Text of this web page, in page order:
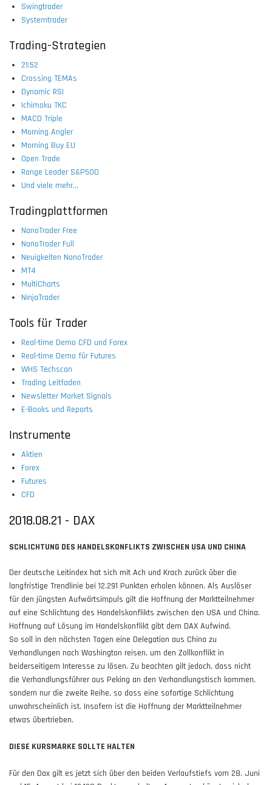
Swingtrader
Systemtrader
Trading-Strategien
21:52
Crossing TEMAs
Dynamic RSI
Ichimoku TKC
MACD Triple
Morning Angler
Morning Buy EU
Open Trade
Range Leader S&P500
Und viele mehr...
Tradingplattformen
NanoTrader Free
NanoTrader Full
Neuigkeiten NanoTrader
MT4
MultiCharts
NinjaTrader
Tools für Trader
Real-time Demo CFD und Forex
Real-time Demo für Futures
WHS Techscan
Trading Leitfaden
Newsletter Market Signals
E-Books und Reports
Instrumente
Aktien
Forex
Futures
CFD
2018.08.21 - DAX
SCHLICHTUNG DES HANDELSKONFLIKTS ZWISCHEN USA UND CHINA
Der deutsche Leitindex hat sich mit Ach und Krach zurück über die
langfristige Trendlinie bei 12.291 Punkten erholen können. Als Auslöser
für den jüngsten Aufwärtsimpuls gilt die Hoffnung der Marktteilnehmer
auf eine Schlichtung des Handelskonflikts zwischen den USA und China.
Hoffnung auf Lösung im Handelskonflikt gibt dem DAX Aufwind.
So soll in den nächsten Tagen eine Delegation aus China zu
Verhandlungen nach Washington reisen, um den Zollkonflikt in
beiderseitigem Interesse zu lösen. Zu beachten gilt jedoch, dass nicht
die Verhandlungsführer aus Peking an den Verhandlungstisch kommen,
sondern nur die zweite Reihe, so dass eine sofortige Schlichtung
unwahrscheinlich ist. Insofern ist die Hoffnung der Marktteilnehmer
etwas übertrieben.
DIESE KURSMARKE SOLLTE HALTEN
Für den Dax gilt es jetzt sich über den beiden Verlaufstiefs vom 28. Juni